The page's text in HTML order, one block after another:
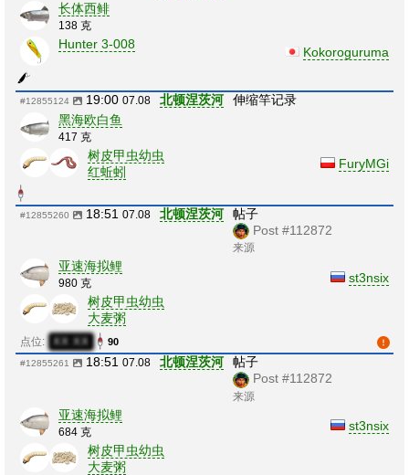
长体西鲱
138 克
Hunter 3-008
Kokoroguruma
#12855124 19:00 07.08 北顿涅茨河
伸缩竿记录
黑海欧白鱼
417 克
树皮甲虫幼虫
红蚯蚓
FuryMGi
#12855260 18:51 07.08 北顿涅茨河
帖子
Post #112872
来源
亚速海拟鲤
980 克
树皮甲虫幼虫
大麦粥
st3nsix
点位: XX:XX 90
#12855261 18:51 07.08 北顿涅茨河
帖子
Post #112872
来源
亚速海拟鲤
684 克
树皮甲虫幼虫
大麦粥
st3nsix